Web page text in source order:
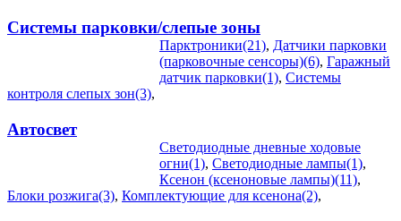
Системы парковки/слепые зоны
Парктроники(21), Датчики парковки
(парковочные сенсоры)(6), Гаражный
датчик парковки(1), Системы
контроля слепых зон(3),
Автосвет
Светодиодные дневные ходовые
огни(1), Светодиодные лампы(1),
Ксенон (ксеноновые лампы)(11),
Блоки розжига(3), Комплектующие для ксенона(2),